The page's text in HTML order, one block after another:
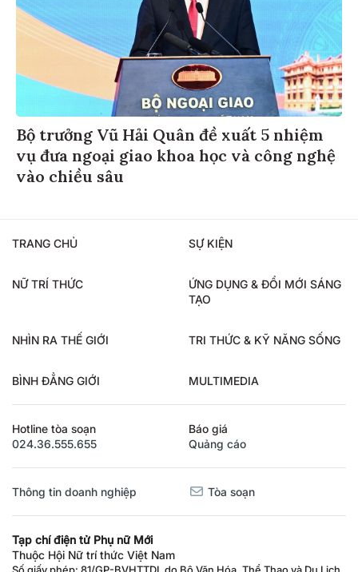
Bộ trưởng Vũ Hải Quân đề xuất 5 nhiệm
vụ đưa ngoại giao khoa học và công nghệ
vào chiều sâu
TRANG CHỦ SỰ KIỆN
NỮ TRÍ THỨC
ỨNG DỤNG & ĐỔI MỚI SÁNG
TẠO
NHÌN RA THẾ GIỚI TRI THỨC & KỸ NĂNG SỐNG
BÌNH ĐẲNG GIỚI MULTIMEDIA
Hotline tòa soạn
024.36.555.655
Báo giá
Quảng cáo
Thông tin doanh nghiệp Tòa soạn
Tạp chí điện tử Phụ nữ Mới
Thuộc Hội Nữ trí thức Việt Nam
Số giấy phép: 81/GP-BVHTTDL do Bộ Văn Hóa, Thể Thao và Du Lịch